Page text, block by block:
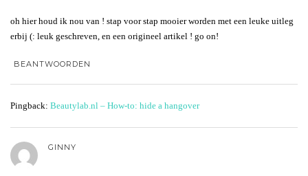
oh hier houd ik nou van ! stap voor stap mooier worden met een leuke uitleg
erbij (: leuk geschreven, en een origineel artikel ! go on!
BEANTWOORDEN
Pingback: Beautylab.nl – How-to: hide a hangover
GINNY